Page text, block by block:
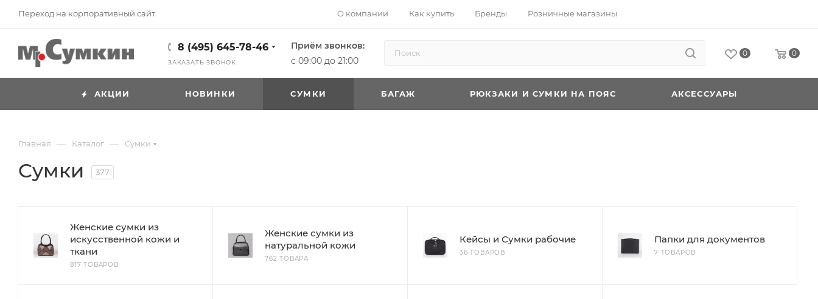
Переход на корпоративный сайт О компании Как купить Бренды Розничные магазины
8 (495) 645-78-46
ЗАКАЗАТЬ ЗВОНОК
Приём звонков:
с 09:00 до 21:00
0 0
АКЦИИ НОВИНКИ CУМКИ БАГАЖ РЮКЗАКИ И СУМКИ НА ПОЯС АКСЕССУАРЫ
Главная — Каталог — Cумки
Cумки 377
Женские сумки из
искусственной кожи и
ткани
817 ТОВАРОВ
Женские сумки из
натуральной кожи
762 ТОВАРА
Кейсы и Сумки рабочие
36 ТОВАРОВ
Папки для документов
7 ТОВАРОВ